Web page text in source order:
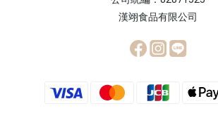
漢翊食品有限公司